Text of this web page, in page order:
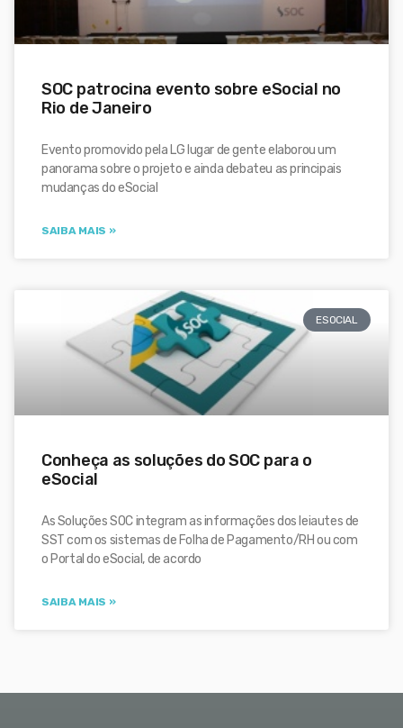
SOC patrocina evento sobre eSocial no
Rio de Janeiro
Evento promovido pela LG lugar de gente elaborou um
panorama sobre o projeto e ainda debateu as principais
mudanças do eSocial
SAIBA MAIS »
ESOCIAL
Conheça as soluções do SOC para o
eSocial
As Soluções SOC integram as informações dos leiautes de
SST com os sistemas de Folha de Pagamento/RH ou com
o Portal do eSocial, de acordo
SAIBA MAIS »